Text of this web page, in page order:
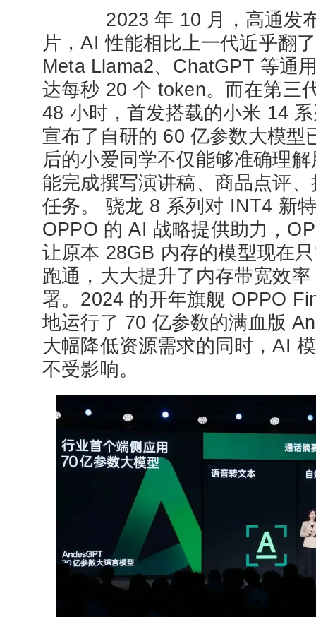
2023 年 10 月，高通发
片，AI 性能相比上一代近乎翻
Meta Llama2、ChatGPT 等通
达每秒 20 个 token。而在第三
48 小时，首发搭载的小米 14
宣布了自研的 60 亿参数大模型
后的小爱同学不仅能够准确理
能完成撰写演讲稿、商品点评
任务。 骁龙 8 系列对 INT4 新
OPPO 的 AI 战略提供助力，
让原本 28GB 内存的模型现在
跑通，大大提升了内存带宽效
署。2024 的开年旗舰 OPPO
地运行了 70 亿参数的满血版
大幅降低资源需求的同时，AI
不受影响。